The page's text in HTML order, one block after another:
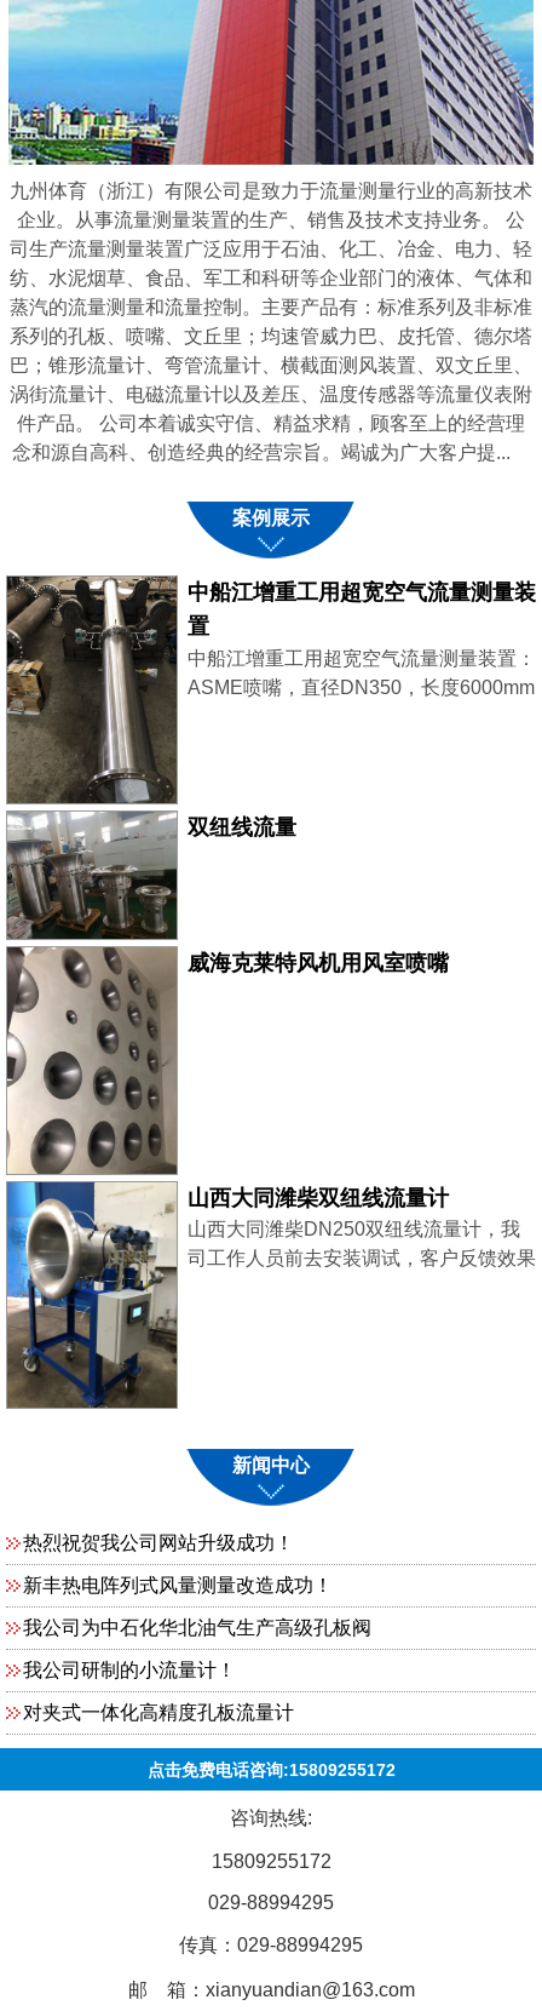
九州体育（浙江）有限公司是致力于流量测量行业的高新技术
企业。从事流量测量装置的生产、销售及技术支持业务。 公
司生产流量测量装置广泛应用于石油、化工、冶金、电力、轻
纺、水泥烟草、食品、军工和科研等企业部门的液体、气体和
蒸汽的流量测量和流量控制。主要产品有：标准系列及非标准
系列的孔板、喷嘴、文丘里；均速管威力巴、皮托管、德尔塔
巴；锥形流量计、弯管流量计、横截面测风装置、双文丘里、
涡街流量计、电磁流量计以及差压、温度传感器等流量仪表附
件产品。 公司本着诚实守信、精益求精，顾客至上的经营理
念和源自高科、创造经典的经营宗旨。竭诚为广大客户提...
案例展示
中船江增重工用超宽空气流量测量装
置
中船江增重工用超宽空气流量测量装置：
ASME喷嘴，直径DN350，长度6000mm
双纽线流量
威海克莱特风机用风室喷嘴
山西大同潍柴双纽线流量计
山西大同潍柴DN250双纽线流量计，我
司工作人员前去安装调试，客户反馈效果
新闻中心
热烈祝贺我公司网站升级成功！
新丰热电阵列式风量测量改造成功！
我公司为中石化华北油气生产高级孔板阀
我公司研制的小流量计！
对夹式一体化高精度孔板流量计
点击免费电话咨询:15809255172
咨询热线:
15809255172
029-88994295
传真：029-88994295
邮 箱：xianyuandian@163.com